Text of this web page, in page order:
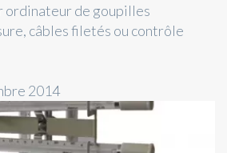
ordinateur de goupilles
câbles filetés ou contrôle
2014